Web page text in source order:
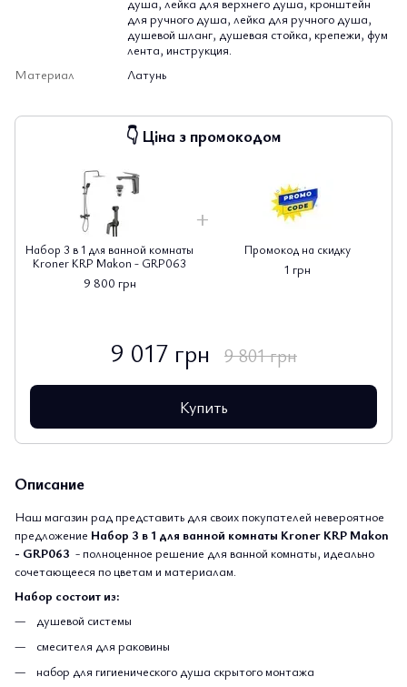
для ручного душа, лейка для ручного душа,
душевой шланг, душевая стойка, крепежи, фум
лента, инструкция.
Материал
Латунь
👇 Ціна з промокодом
Набор 3 в 1 для ванной комнаты
Kroner KRP Makon - GRP063
9 800 грн
Промокод на скидку
1 грн
9 017 грн 9 801 грн
Купить
Описание
Наш магазин рад представить для своих покупателей невероятное
предложение Набор 3 в 1 для ванной комнаты Kroner KRP Makon
- GRP063 - полноценное решение для ванной комнаты, идеально
сочетающееся по цветам и материалам.
Набор состоит из:
душевой системы
смесителя для раковины
набор для гигиенического душа скрытого монтажа